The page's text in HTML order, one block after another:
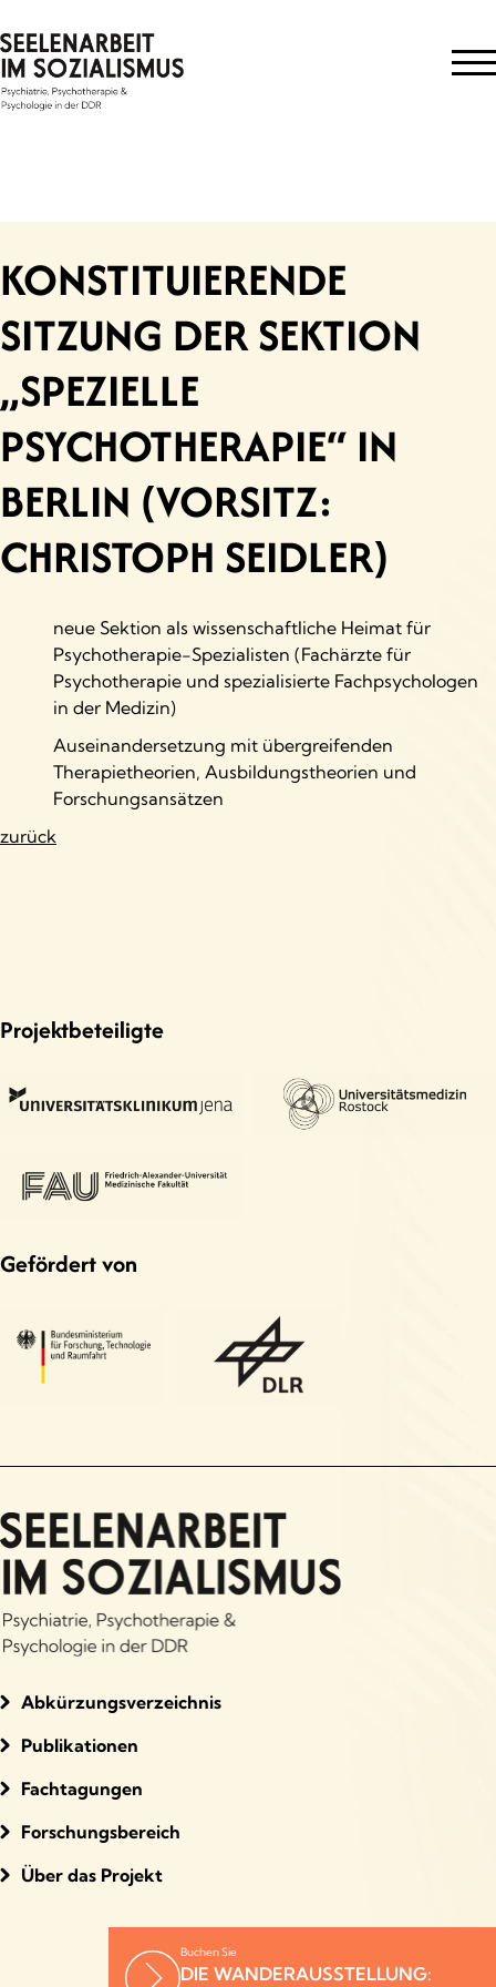
to
content
KONSTITUIERENDE
SITZUNG DER SEKTION
„SPEZIELLE
PSYCHOTHERAPIE“ IN
BERLIN (VORSITZ:
CHRISTOPH SEIDLER)
neue Sektion als wissenschaftliche Heimat für
Psychotherapie-Spezialisten (Fachärzte für
Psychotherapie und spezialisierte Fachpsychologen
in der Medizin)
Auseinandersetzung mit übergreifenden
Therapietheorien, Ausbildungstheorien und
Forschungsansätzen
zurück
Projektbeteiligte
Gefördert von
Abkürzungsverzeichnis
Publikationen
Fachtagungen
Forschungsbereich
Über das Projekt
Buchen Sie
DIE WANDERAUSSTELLUNG: